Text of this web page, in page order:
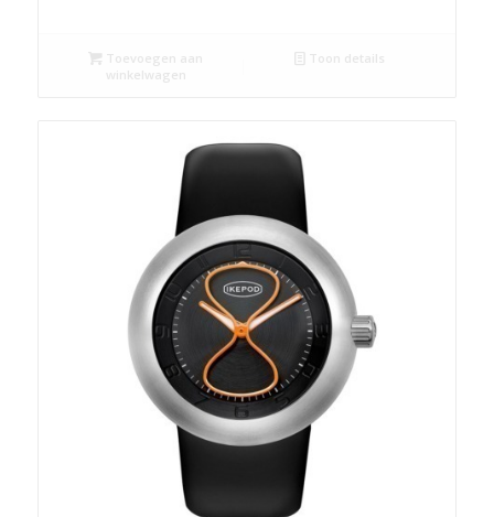
Toevoegen aan
winkelwagen
Toon details